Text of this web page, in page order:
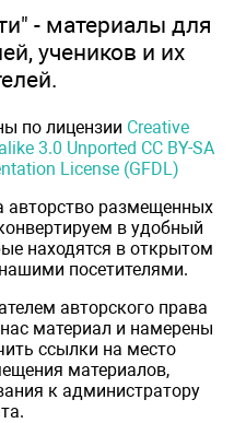
- материалы для
учеников и их
по лицензии Creative
3.0 Unported CC BY-SA
License (GFDL)
авторство размещенных
в удобный
находятся в открытом
посетителями.
авторского права
материал и намерены
ссылки на место
материалов,
к администратору